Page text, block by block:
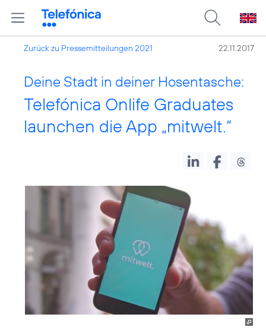
Zurück zu Pressemitteilungen 2021 22.11.2017
Deine Stadt in deiner Hosentasche:
Telefónica Onlife Graduates
launchen die App „mitwelt.“